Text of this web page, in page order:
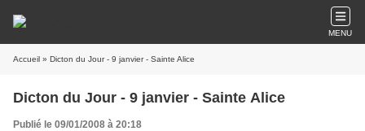
MENU
Accueil » Dicton du Jour - 9 janvier - Sainte Alice
Dicton du Jour - 9 janvier - Sainte Alice
Publié le 09/01/2008 à 20:18